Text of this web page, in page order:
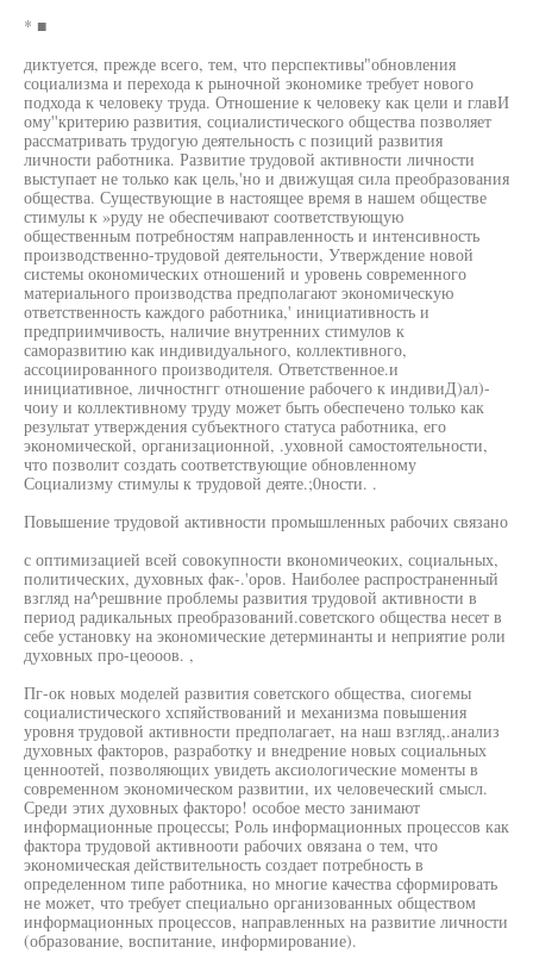
* ■
диктуется, прежде всего, тем, что перспективы"обновления
социализма и перехода к рыночной экономике требует нового
подхода к человеку труда. Отношение к человеку как цели и главИ
ому''критерию развития, социалистического общества позволяет
рассматривать трудогую деятельность с позиций развития
личности работника. Развитие трудовой активности личности
выступает не только как цель,'но и движущая сила преобразования
общества. Существующие в настоящее время в нашем обществе
стимулы к »руду не обеспечивают соответствующую
общественным потребностям направленность и интенсивность
производственно-трудовой деятельности, Утверждение новой
системы окономических отношений и уровень современного
материального производства предполагают экономическую
ответственность каждого работника,' инициативность и
предприимчивость, наличие внутренних стимулов к
саморазвитию как индивидуального, коллективного,
ассоциированного производителя. Ответственное.и
инициативное, личностнгг отношение рабочего к индивиД)ал)-
чоиу и коллективному труду может быть обеспечено только как
результат утверждения субъектного статуса работника, его
экономической, организационной, .уховной самостоятельности,
что позволит создать соответствующие обновленному
Социализму стимулы к трудовой деяте.;0ности. .
Повышение трудовой активности промышленных рабочих связано
с оптимизацией всей совокупности вкономичеоких, социальных,
политических, духовных фак-.'оров. Наиболее распространенный
взгляд на^решвние проблемы развития трудовой активности в
период радикальных преобразований.советского общества несет в
себе установку на экономические детерминанты и неприятие роли
духовных про-цеооов. ,
Пг-ок новых моделей развития советского общества, сиогемы
социалистического хспяйствований и механизма повышения
уровня трудовой активности предполагает, на наш взгляд,.анализ
духовных факторов, разработку и внедрение новых социальных
ценноотей, позволяющих увидеть аксиологические моменты в
современном экономическом развитии, их человеческий смысл.
Среди этих духовных факторо! особое место занимают
информационные процессы; Роль информационных процессов как
фактора трудовой активнооти рабочих овязана о тем, что
экономическая действительность создает потребность в
определенном типе работника, но многие качества сформировать
не может, что требует специально организованных обществом
информационных процессов, направленных на развитие личности
(образование, воспитание, информирование).